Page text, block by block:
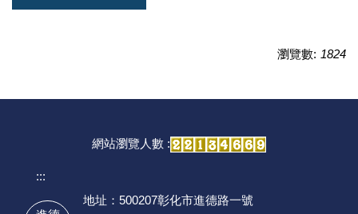
瀏覽數: 1824
網站瀏覽人數 :
:::
地址：500207彰化市進德路一號